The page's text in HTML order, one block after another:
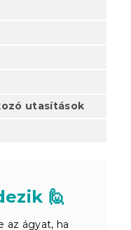
utasítások
🙋
az ágyat, ha